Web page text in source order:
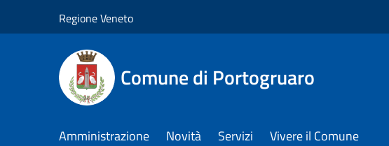
Regione Veneto
Comune di Portogruaro
Amministrazione Novità Servizi Vivere il Comune